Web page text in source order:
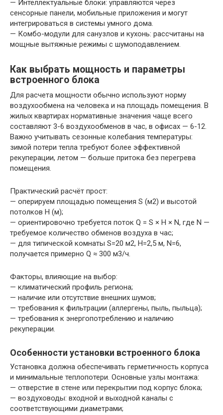
— Интеллектуальные блоки: управляются через
сенсорные панели, мобильные приложения и могут
интегрироваться в системы умного дома.
— Комбо-модули для санузлов и кухонь: рассчитаны на
мощные вытяжные режимы с шумоподавлением.
Как выбрать мощность и параметры
встроенного блока
Для расчета мощности обычно используют норму
воздухообмена на человека и на площадь помещения. В
жилых квартирах нормативные значения чаще всего
составляют 3-6 воздухообменов в час, в офисах — 6-12.
Важно учитывать сезонные колебания температуры:
зимой потери тепла требуют более эффективной
рекуперации, летом — больше притока без перегрева
помещения.
Практический расчёт прост:
— оперируем площадью помещения S (м2) и высотой
потолков H (м);
— ориентировочно требуется поток Q = S × H × N, где N —
требуемое количество обменов воздуха в час;
— для типической комнаты S=20 м2, H=2,5 м, N=6,
получается примерно Q ≈ 300 м3/ч.
Факторы, влияющие на выбор:
— климатический профиль региона;
— наличие или отсутствие внешних шумов;
— требования к фильтрации (аллергены, пыль, пыльца);
— требования к энергопотреблению и наличию
рекуперации.
Особенности установки встроенного блока
Установка должна обеспечивать герметичность корпуса
и минимальные теплопотери. Основные узлы монтажа:
— отверстие в стене или перекрытии под корпус блока;
— воздуховоды: входной и выходной каналы с
соответствующими диаметрами;